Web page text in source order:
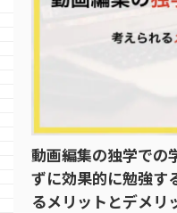
動画編集の独学での
ずに効果的に勉強す
るメリットとデメリ